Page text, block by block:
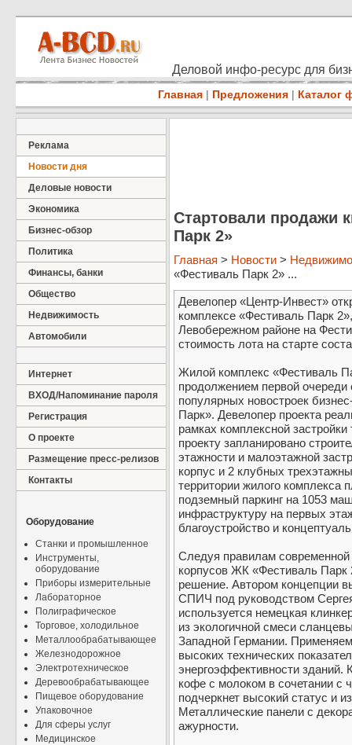
Деловой инфо-ресурс для
Главная | Предложения | Каталог
Реклама
Новости дня
Деловые новости
Экономика
Бизнес-обзор
Политика
Финансы, банки
Общество
Недвижимость
Автомобили
Интернет
ВХОД/Напоминание пароля
Регистрация
О проекте
Размещение пресс-релизов
Контакты
Оборудование
Станки и промышленное
Инструменты,
оборудование
Приборы измерительные
Лабораторное
Полиграфическое
Торговое, холодильное
Металлообрабатывающее
Железнодорожное
Электротехническое
Деревообрабатывающее
Пищевое оборудование
Упаковочное
Для сферы услуг
Медицинское
Стартовали продажи
Парк 2»
Главная > Новости >
«Фестиваль Парк 2» ...
Девелопер «Центр-Инвест»
комплексе «Фестиваль Парк
Левобережном районе на
стоимость лота на старте
Жилой комплекс «Фестиваль
продолжением первой очереди
популярных новостроек
Парк». Девелопер проекта
рамках комплексной
проекту запланировано
этажности и малоэтажной
корпус и 2 клубных
территории жилого комплекса
подземный паркинг на 1053
инфраструктуру на первых
благоустройство и
Следуя правилам современной
корпусов ЖК «Фестиваль Парк
решение. Автором концепции
СПИЧ под руководством
используется немецкая
из экологичной смеси
Западной Германии.
высоких технических
энергоэффективности зданий.
кофе с молоком в сочетании
подчеркнет высокий статус и
Металлические панели с
ажурности.